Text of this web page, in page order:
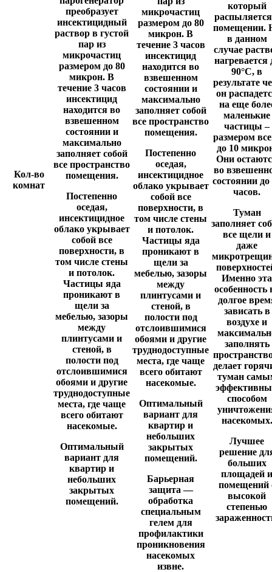
Кол-во
комнат
преобразует
инсектицидный
раствор в густой
пар из
микрочастиц
размером до 80
микрон. В
течение 3 часов
инсектицид
находится во
взвешенном
состоянии и
максимально
заполняет собой
все пространство
помещения.
Постепенно
оседая,
инсектицидное
облако укрывает
собой все
поверхности, в
том числе стены
и потолок.
Частицы яда
проникают в
щели за
мебелью, зазоры
между
плинтусами и
стеной, в
полости под
отслоившимися
обоями и другие
труднодоступные
места, где чаще
всего обитают
насекомые.
Оптимальный
вариант для
квартир и
небольших
закрытых
помещений.
микрочастиц
размером до 80
микрон. В
течение 3 часов
инсектицид
находится во
взвешенном
состоянии и
максимально
заполняет собой
все пространство
помещения.
Постепенно
оседая,
инсектицидное
облако укрывает
собой все
поверхности, в
том числе стены
и потолок.
Частицы яда
проникают в
щели за
мебелью, зазоры
между
плинтусами и
стеной, в
полости под
отслоившимися
обоями и другие
труднодоступные
места, где чаще
всего обитают
насекомые.
Оптимальный
вариант для
квартир и
небольших
закрытых
помещений.
Барьерная
защита —
обработка
специальным
гелем для
профилактики
проникновения
насекомых
извне.
который
помещении.
в данном
случае
нагревается
90°C, в
результате
он
на еще
маленькие
частицы –
размером
до 10
Они
во
состоянии до
часов.
Туман
заполняет
все щели и
даже
Именно эта
особенность
долгое
зависать в
воздухе и
заполнять
делает
туман
способом
насекомых.
Лучшее
решение
больших
площадей и
помещений
высокой
степенью